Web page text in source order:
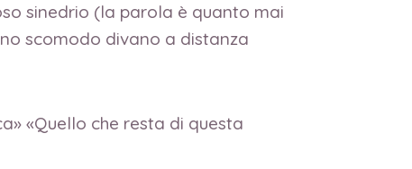
sinedrio (la parola è quanto mai
scomodo divano a distanza
«Quello che resta di questa